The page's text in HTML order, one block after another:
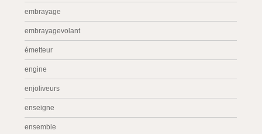
embrayage
embrayagevolant
émetteur
engine
enjoliveurs
enseigne
ensemble